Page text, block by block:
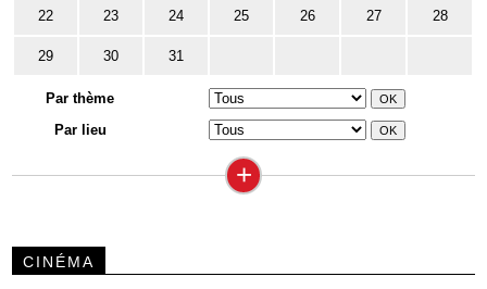
22 23 24 25 26 27 28
29 30 31
Par thème
Par lieu
+
CINÉMA